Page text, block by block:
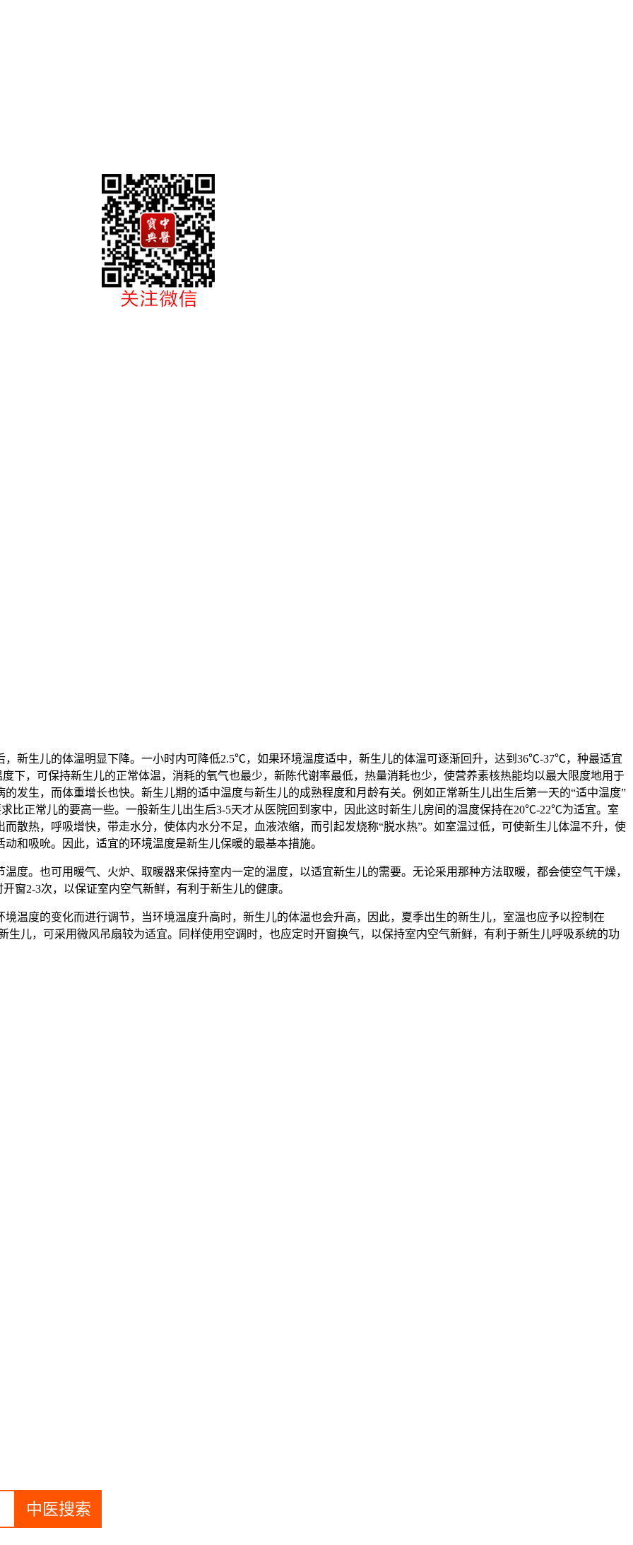
生儿的体温明显下降。一小时内可降低2.5℃，如果环境温度适中，新生儿的体温可逐渐回升，达到36℃-37℃，种最适宜
下，可保持新生儿的正常体温，消耗的氧气也最少，新陈代谢率最低，热量消耗也少，使营养素核热能均以最大限度地用于
发生，而体重增长也快。新生儿期的适中温度与新生儿的成熟程度和月龄有关。例如正常新生儿出生后第一天的“适中温度”
正常儿的要高一些。一般新生儿出生后3-5天才从医院回到家中，因此这时新生儿房间的温度保持在20℃-22℃为适宜。室
散热，呼吸增快，带走水分，使体内水分不足，血液浓缩，而引起发烧称“脱水热”。如室温过低，可使新生儿体温不升，使
和吸吮。因此，适宜的环境温度是新生儿保暖的最基本措施。
。也可用暖气、火炉、取暖器来保持室内一定的温度，以适宜新生儿的需要。无论采用那种方法取暖，都会使空气干燥，
窗2-3次，以保证室内空气新鲜，有利于新生儿的健康。
度的变化而进行调节，当环境温度升高时，新生儿的体温也会升高，因此，夏季出生的新生儿，室温也应予以控制在
儿，可采用微风吊扇较为适宜。同样使用空调时，也应定时开窗换气，以保持室内空气新鲜，有利于新生儿呼吸系统的功